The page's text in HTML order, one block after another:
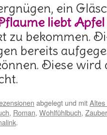
ein
liebt
zu bekommen.
bereits
Diese wird
abgelegt und mitAltes
, Roman, Wohlfühlbuch,
.